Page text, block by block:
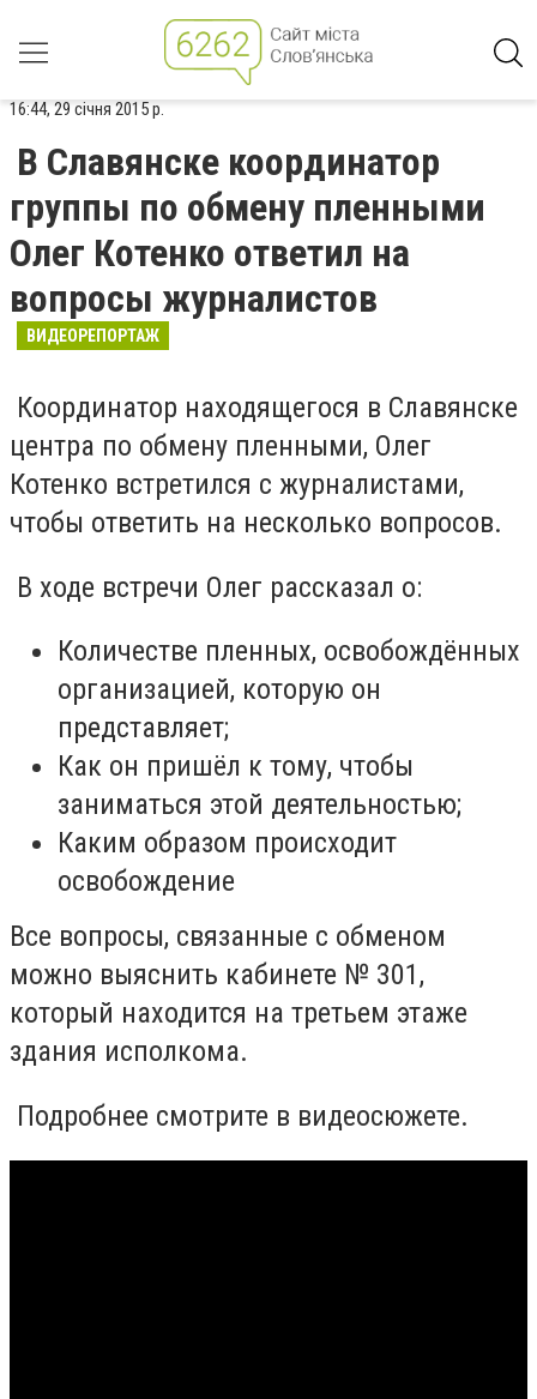
16:44, 29 січня 2015 р.
В Славянске координатор
группы по обмену пленными
Олег Котенко ответил на
вопросы журналистов
ВИДЕОРЕПОРТАЖ
Координатор находящегося в Славянске
центра по обмену пленными, Олег
Котенко встретился с журналистами,
чтобы ответить на несколько вопросов.
В ходе встречи Олег рассказал о:
Количестве пленных, освобождённых
организацией, которую он
представляет;
Как он пришёл к тому, чтобы
заниматься этой деятельностью;
Каким образом происходит
освобождение
Все вопросы, связанные с обменом
можно выяснить кабинете № 301,
который находится на третьем этаже
здания исполкома.
Подробнее смотрите в видеосюжете.